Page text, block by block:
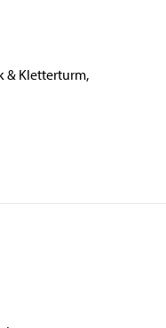
& Kletterturm,